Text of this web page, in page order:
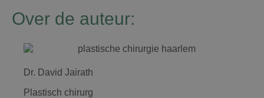
Over de auteur:
Dr. David Jairath
Plastisch chirurg